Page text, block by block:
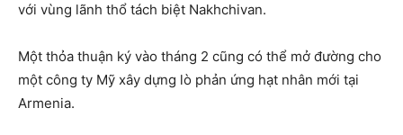
với vùng lãnh thổ tách biệt Nakhchivan.
Một thỏa thuận ký vào tháng 2 cũng có thể mở đường cho
một công ty Mỹ xây dựng lò phản ứng hạt nhân mới tại
Armenia.